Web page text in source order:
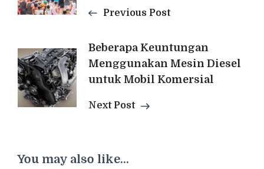
Previous Post
Beberapa Keuntungan
Menggunakan Mesin Diesel
untuk Mobil Komersial
Next Post
You may also like...